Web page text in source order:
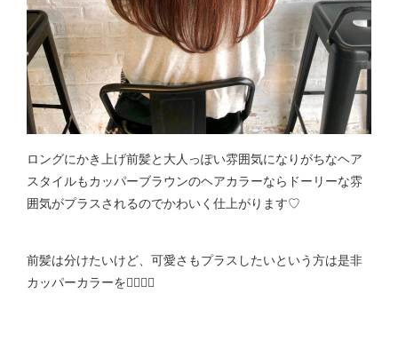
ロングにかき上げ前髪と大人っぽい雰囲気になりがちなヘア
スタイルもカッパーブラウンのヘアカラーならドーリーな雰
囲気がプラスされるのでかわいく仕上がります♡
前髪は分けたいけど、可愛さもプラスしたいという方は是非
カッパーカラーを💁🏻‍♀️✨